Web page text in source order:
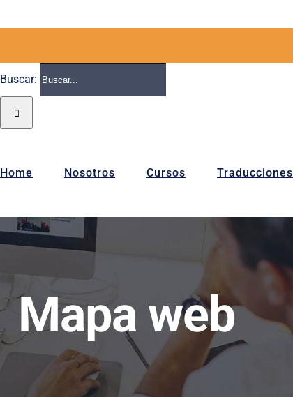
Buscar:
Home Nosotros Cursos Traducciones
Mapa web